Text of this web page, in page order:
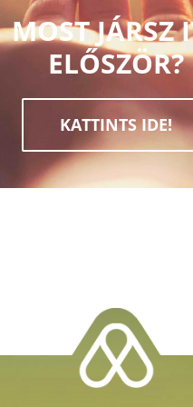
MOST JÁRSZ
ELŐSZÖR?
KATTINTS IDE!